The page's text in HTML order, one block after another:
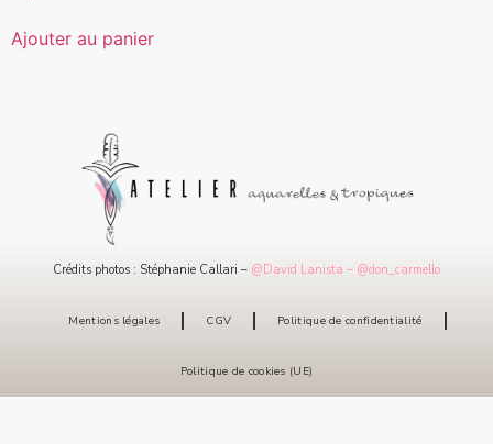
Ajouter au panier
Crédits photos : Stéphanie Callari – @David Lanista – @don_carmello
Mentions légales CGV Politique de confidentialité
Politique de cookies (UE)